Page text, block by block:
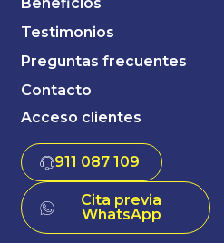
Beneficios
Testimonios
Preguntas frecuentes
Contacto
Acceso clientes
911 087 109
Cita previa
WhatsApp